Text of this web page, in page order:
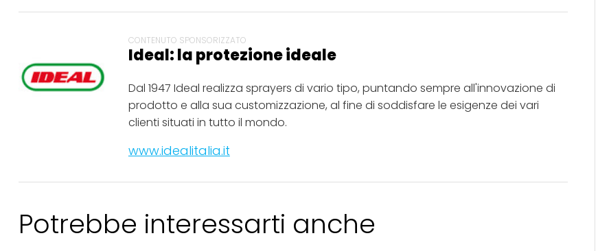
CONTENUTO SPONSORIZZATO
Ideal: la protezione ideale
Dal 1947 Ideal realizza sprayers di vario tipo, puntando sempre all'innovazione di
prodotto e alla sua customizzazione, al fine di soddisfare le esigenze dei vari
clienti situati in tutto il mondo.
www.idealitalia.it
Potrebbe interessarti anche